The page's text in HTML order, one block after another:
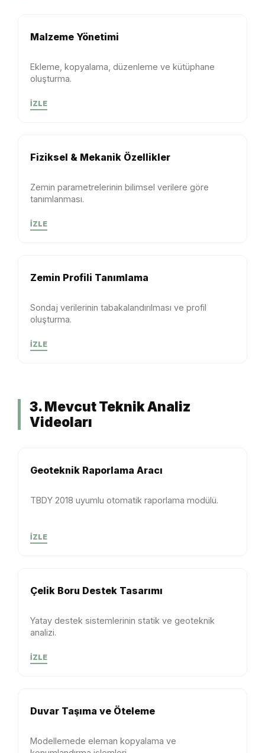
Malzeme Yönetimi
Ekleme, kopyalama, düzenleme ve kütüphane
oluşturma.
İZLE
Fiziksel & Mekanik Özellikler
Zemin parametrelerinin bilimsel verilere göre
tanımlanması.
İZLE
Zemin Profili Tanımlama
Sondaj verilerinin tabakalandırılması ve profil
oluşturma.
İZLE
3. Mevcut Teknik Analiz
Videoları
Geoteknik Raporlama Aracı
TBDY 2018 uyumlu otomatik raporlama modülü.
İZLE
Çelik Boru Destek Tasarımı
Yatay destek sistemlerinin statik ve geoteknik
analizi.
İZLE
Duvar Taşıma ve Öteleme
Modellemede eleman kopyalama ve